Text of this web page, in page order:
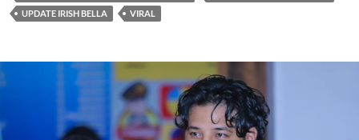
UPDATE IRISH BELLA
VIRAL